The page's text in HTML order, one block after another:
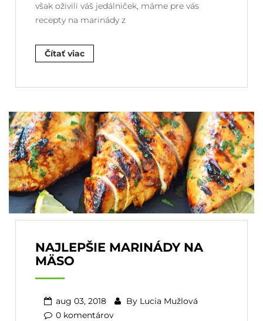
však oživili váš jedálniček, máme pre vás
recepty na marinády z
Čítať viac
NAJLEPŠIE MARINÁDY NA
MÄSO
aug 03, 2018 By Lucia Mužlová
0 komentárov